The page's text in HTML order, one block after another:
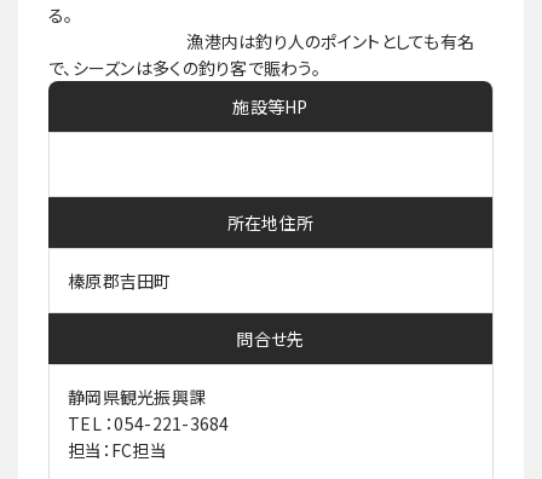
る。
漁港内は釣り人のポイントとしても有名
で、シーズンは多くの釣り客で賑わう。
施設等HP
所在地住所
榛原郡吉田町
問合せ先
静岡県観光振興課
TEL ：054-221-3684
担当：FC担当